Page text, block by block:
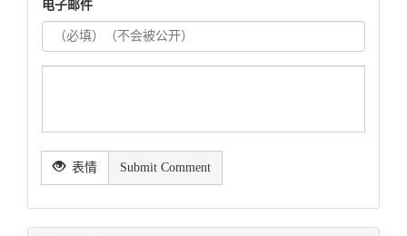
电子邮件
表情 Submit Comment